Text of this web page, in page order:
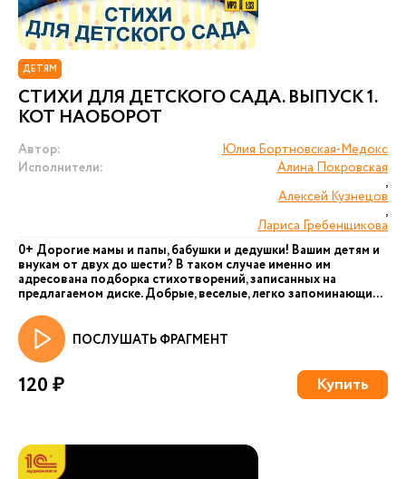
ДЕТЯМ
СТИХИ ДЛЯ ДЕТСКОГО САДА. ВЫПУСК 1.
КОТ НАОБОРОТ
Автор:
Юлия Бортновская-Медокс
Исполнители:
Алина Покровская
,
Алексей Кузнецов
,
Лариса Гребенщикова
0+ Дорогие мамы и папы, бабушки и дедушки! Вашим детям и
внукам от двух до шести? В таком случае именно им
адресована подборка стихотворений, записанных на
предлагаемом диске. Добрые, веселые, легко запоминающи...
ПОСЛУШАТЬ ФРАГМЕНТ
120 ₽ Купить